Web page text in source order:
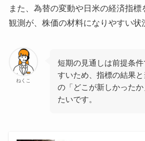
また、為替の変動や日米の経済指標
観測が、株価の材料になりやすい状
ねくこ
短期の見通しは前提条
すいため、指標の結果
の「どこが新しかった
たいです。